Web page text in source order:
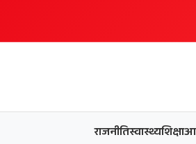
राजनीतिस्वास्थ्यशिक्षा